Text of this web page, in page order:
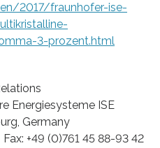
2017/fraunhofer-ise-
3-prozent.html
Energiesysteme ISE
Germany
+49 (0)761 45 88-93 42